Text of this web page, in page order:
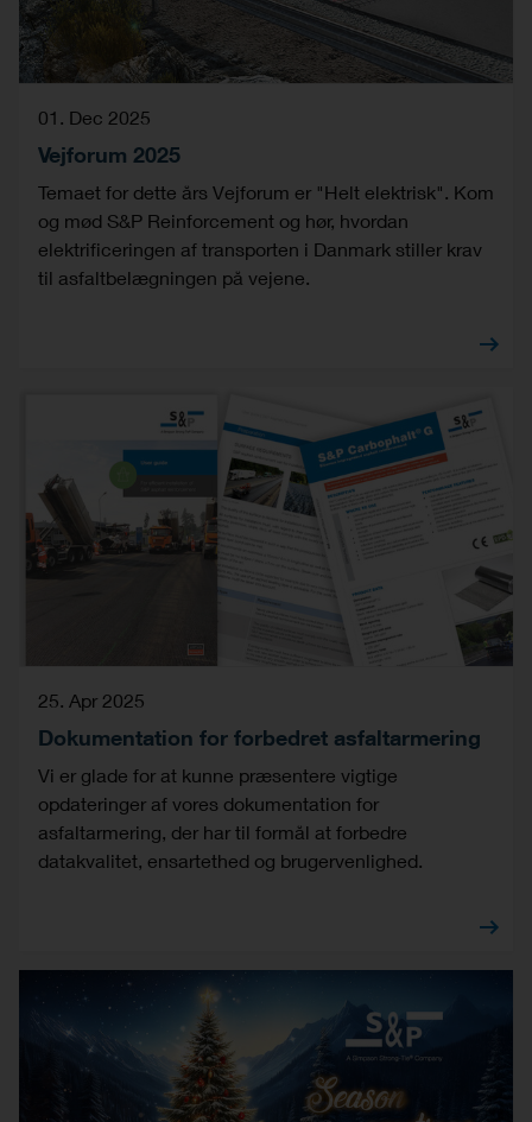
01. Dec 2025
Vejforum 2025
Temaet for dette års Vejforum er "Helt elektrisk". Kom
og mød S&P Reinforcement og hør, hvordan
elektrificeringen af transporten i Danmark stiller krav
til asfaltbelægningen på vejene.
25. Apr 2025
Dokumentation for forbedret asfaltarmering
Vi er glade for at kunne præsentere vigtige
opdateringer af vores dokumentation for
asfaltarmering, der har til formål at forbedre
datakvalitet, ensartethed og brugervenlighed.